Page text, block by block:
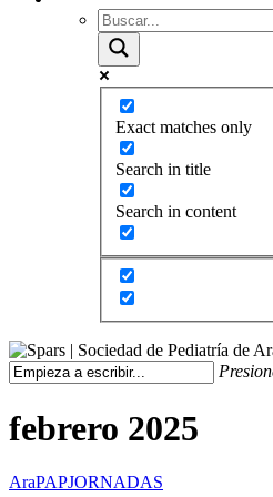
Exact matches only
Search in title
Search in content
febrero 2025
AraPAPJORNADAS